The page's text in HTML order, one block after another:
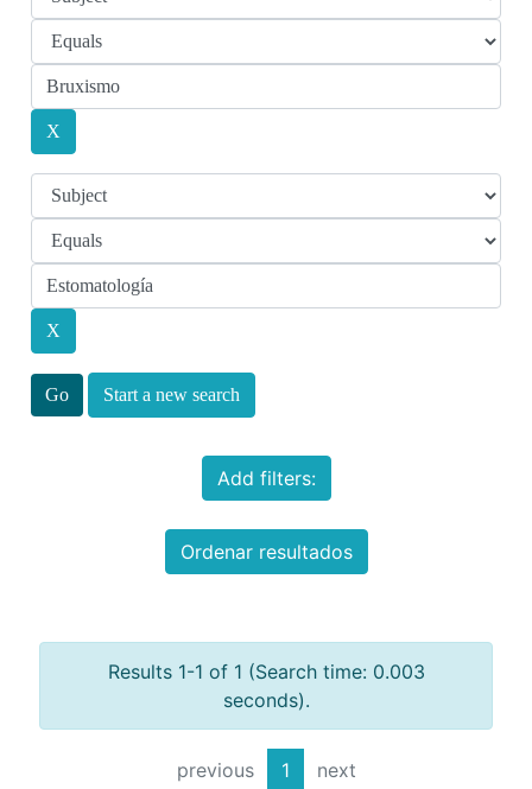
Start a new search
Add filters:
Ordenar resultados
Results 1-1 of 1 (Search time: 0.003
seconds).
previous 1 next